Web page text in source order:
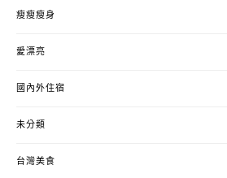
瘦瘦瘦身
愛漂亮
國內外住宿
未分類
台灣美食